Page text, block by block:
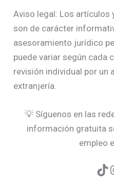
Aviso legal: Los artículos
son de carácter
asesoramiento jurídico
puede variar según cada
revisión individual por un
extranjería.
💡 Síguenos en las
información gratuita
empleo